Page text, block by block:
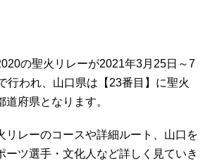
の聖火リレーが2021年3月25日～7
行われ、山口県は【23番目】に聖火
道府県となります。
リレーのコースや詳細ルート、山口を
ーツ選手・文化人など詳しく見ていき